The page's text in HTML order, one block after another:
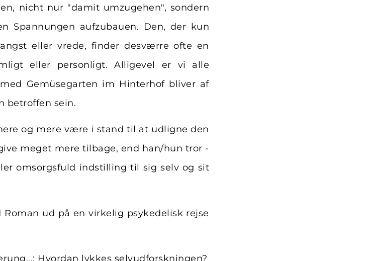
nicht nur "damit umzugehen", sondern
Spannungen aufzubauen. Den, der kun
eller vrede, finder desværre ofte en
eller personligt. Alligevel er vi alle
Gemüsegarten im Hinterhof bliver af
betroffen sein.
og mere være i stand til at udligne den
meget mere tilbage, end han/hun tror -
omsorgsfuld indstilling til sig selv og sit
ud på en virkelig psykedelisk rejse
Hvordan lykkes selvudforskningen?